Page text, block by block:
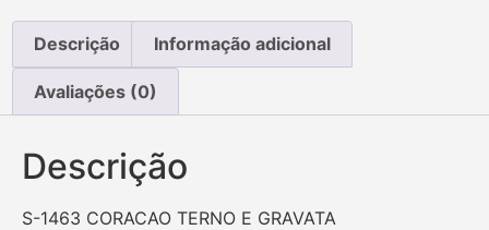
Descrição Informação adicional
Avaliações (0)
Descrição
S-1463 CORACAO TERNO E GRAVATA